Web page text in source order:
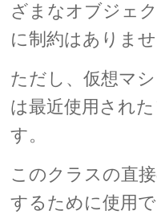
ざまなオブジェ
に制約はありませ
ただし、仮想マ
は最近使用され
す。
このクラスの直
するために使用で